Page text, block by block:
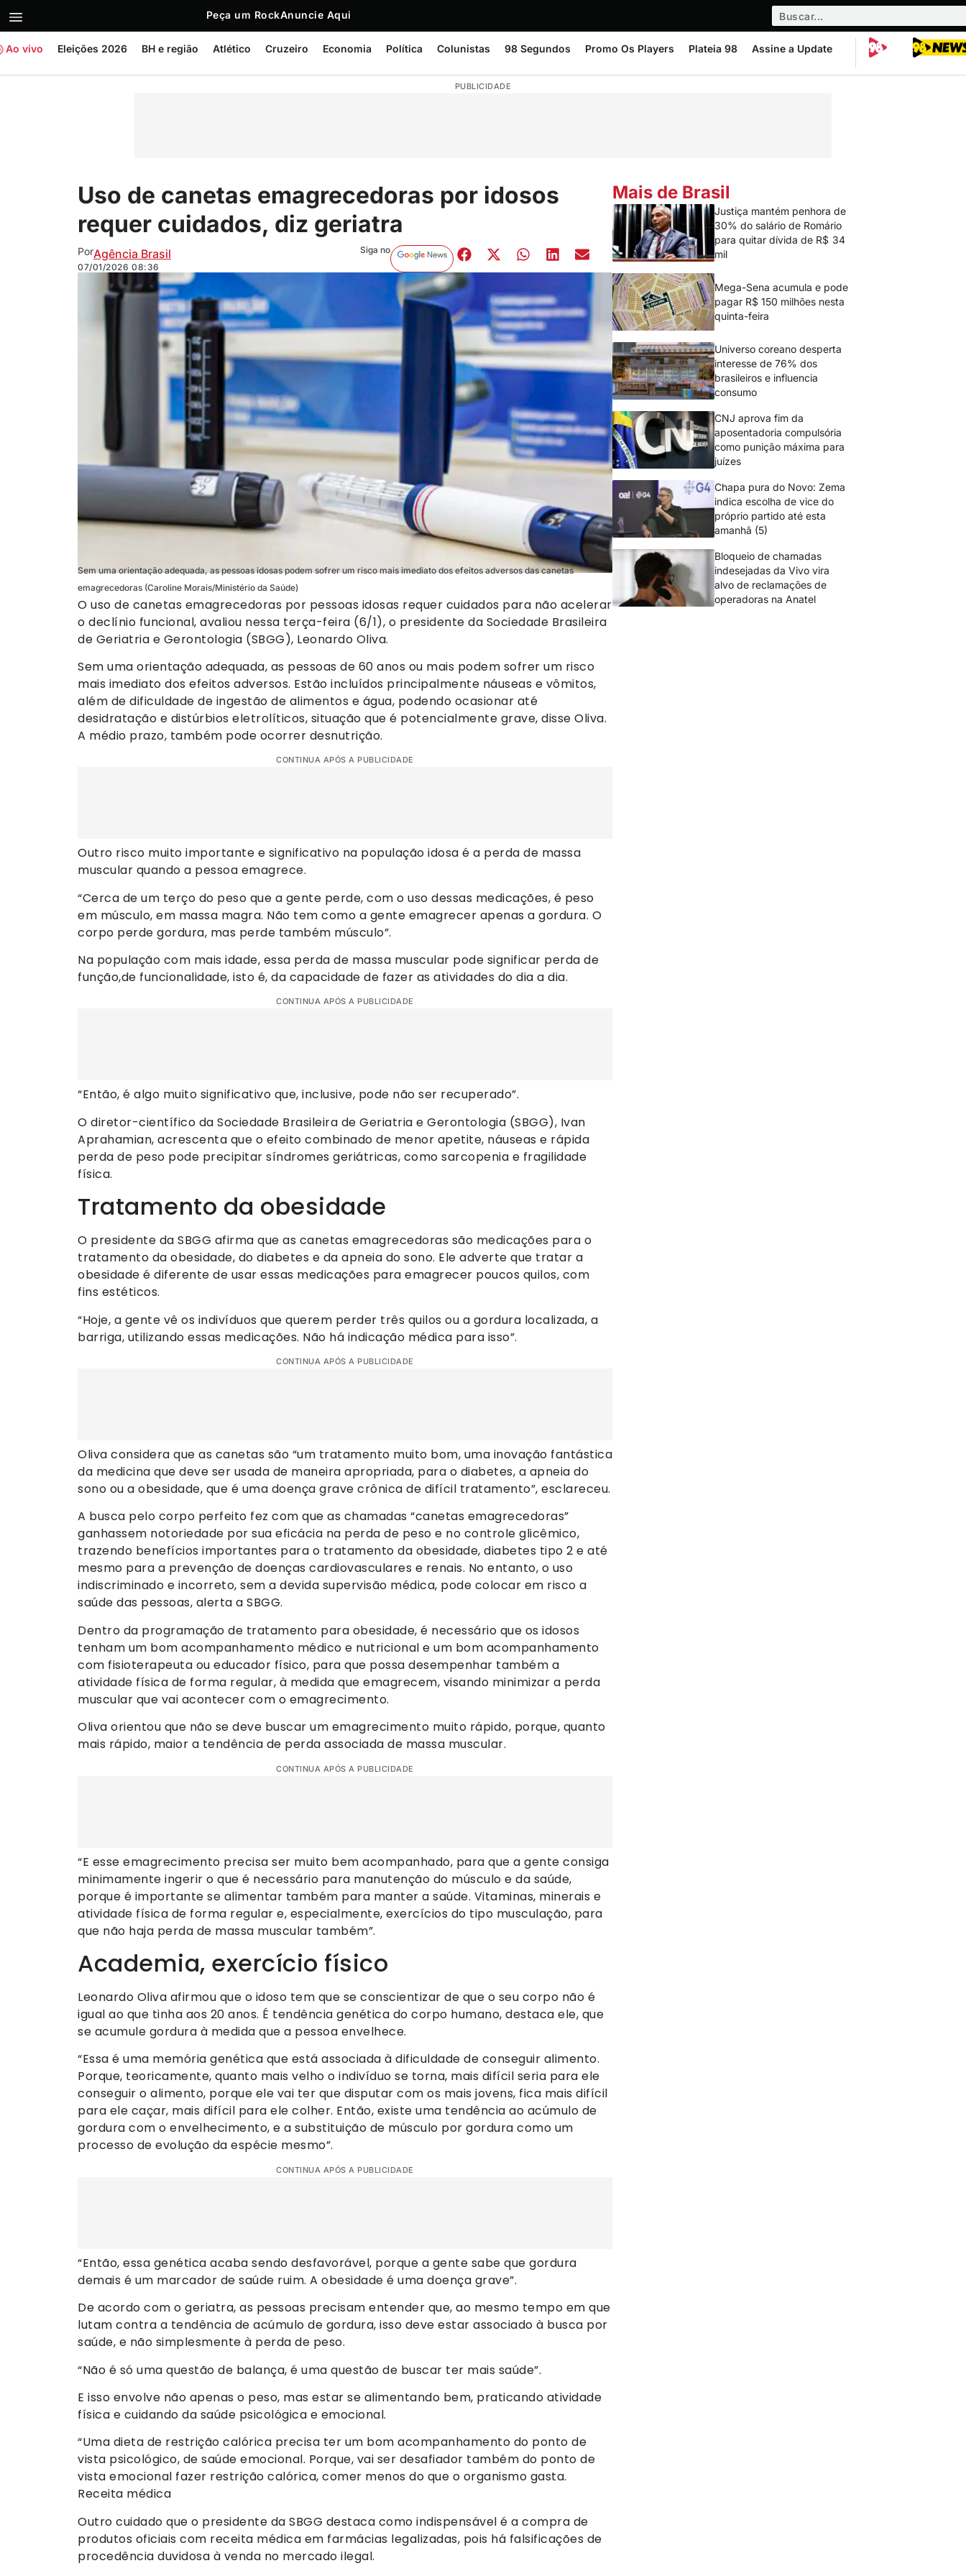
Peça um RockAnuncie Aqui
Ao vivo Eleições 2026 BH e região Atlético Cruzeiro Economia Política Colunistas 98 Segundos Promo Os Players Plateia 98 Assine a Update
PUBLICIDADE
Uso de canetas emagrecedoras por idosos
requer cuidados, diz geriatra
PorAgência Brasil
07/01/2026 08:36
Siga no
Sem uma orientação adequada, as pessoas idosas podem sofrer um risco mais imediato dos efeitos adversos das canetas
emagrecedoras (Caroline Morais/Ministério da Saúde)
O uso de canetas emagrecedoras por pessoas idosas requer cuidados para não acelerar
o declínio funcional, avaliou nessa terça-feira (6/1), o presidente da Sociedade Brasileira
de Geriatria e Gerontologia (SBGG), Leonardo Oliva.
Sem uma orientação adequada, as pessoas de 60 anos ou mais podem sofrer um risco
mais imediato dos efeitos adversos. Estão incluídos principalmente náuseas e vômitos,
além de dificuldade de ingestão de alimentos e água, podendo ocasionar até
desidratação e distúrbios eletrolíticos, situação que é potencialmente grave, disse Oliva.
A médio prazo, também pode ocorrer desnutrição.
CONTINUA APÓS A PUBLICIDADE
Outro risco muito importante e significativo na população idosa é a perda de massa
muscular quando a pessoa emagrece.
“Cerca de um terço do peso que a gente perde, com o uso dessas medicações, é peso
em músculo, em massa magra. Não tem como a gente emagrecer apenas a gordura. O
corpo perde gordura, mas perde também músculo”.
Na população com mais idade, essa perda de massa muscular pode significar perda de
função,de funcionalidade, isto é, da capacidade de fazer as atividades do dia a dia.
CONTINUA APÓS A PUBLICIDADE
“Então, é algo muito significativo que, inclusive, pode não ser recuperado”.
O diretor-científico da Sociedade Brasileira de Geriatria e Gerontologia (SBGG), Ivan
Aprahamian, acrescenta que o efeito combinado de menor apetite, náuseas e rápida
perda de peso pode precipitar síndromes geriátricas, como sarcopenia e fragilidade
física.
Tratamento da obesidade
O presidente da SBGG afirma que as canetas emagrecedoras são medicações para o
tratamento da obesidade, do diabetes e da apneia do sono. Ele adverte que tratar a
obesidade é diferente de usar essas medicações para emagrecer poucos quilos, com
fins estéticos.
“Hoje, a gente vê os indivíduos que querem perder três quilos ou a gordura localizada, a
barriga, utilizando essas medicações. Não há indicação médica para isso”.
CONTINUA APÓS A PUBLICIDADE
Oliva considera que as canetas são “um tratamento muito bom, uma inovação fantástica
da medicina que deve ser usada de maneira apropriada, para o diabetes, a apneia do
sono ou a obesidade, que é uma doença grave crônica de difícil tratamento”, esclareceu.
A busca pelo corpo perfeito fez com que as chamadas “canetas emagrecedoras”
ganhassem notoriedade por sua eficácia na perda de peso e no controle glicêmico,
trazendo benefícios importantes para o tratamento da obesidade, diabetes tipo 2 e até
mesmo para a prevenção de doenças cardiovasculares e renais. No entanto, o uso
indiscriminado e incorreto, sem a devida supervisão médica, pode colocar em risco a
saúde das pessoas, alerta a SBGG.
Dentro da programação de tratamento para obesidade, é necessário que os idosos
tenham um bom acompanhamento médico e nutricional e um bom acompanhamento
com fisioterapeuta ou educador físico, para que possa desempenhar também a
atividade física de forma regular, à medida que emagrecem, visando minimizar a perda
muscular que vai acontecer com o emagrecimento.
Oliva orientou que não se deve buscar um emagrecimento muito rápido, porque, quanto
mais rápido, maior a tendência de perda associada de massa muscular.
CONTINUA APÓS A PUBLICIDADE
“E esse emagrecimento precisa ser muito bem acompanhado, para que a gente consiga
minimamente ingerir o que é necessário para manutenção do músculo e da saúde,
porque é importante se alimentar também para manter a saúde. Vitaminas, minerais e
atividade física de forma regular e, especialmente, exercícios do tipo musculação, para
que não haja perda de massa muscular também”.
Academia, exercício físico
Leonardo Oliva afirmou que o idoso tem que se conscientizar de que o seu corpo não é
igual ao que tinha aos 20 anos. É tendência genética do corpo humano, destaca ele, que
se acumule gordura à medida que a pessoa envelhece.
“Essa é uma memória genética que está associada à dificuldade de conseguir alimento.
Porque, teoricamente, quanto mais velho o indivíduo se torna, mais difícil seria para ele
conseguir o alimento, porque ele vai ter que disputar com os mais jovens, fica mais difícil
para ele caçar, mais difícil para ele colher. Então, existe uma tendência ao acúmulo de
gordura com o envelhecimento, e a substituição de músculo por gordura como um
processo de evolução da espécie mesmo”.
CONTINUA APÓS A PUBLICIDADE
“Então, essa genética acaba sendo desfavorável, porque a gente sabe que gordura
demais é um marcador de saúde ruim. A obesidade é uma doença grave”.
De acordo com o geriatra, as pessoas precisam entender que, ao mesmo tempo em que
lutam contra a tendência de acúmulo de gordura, isso deve estar associado à busca por
saúde, e não simplesmente à perda de peso.
“Não é só uma questão de balança, é uma questão de buscar ter mais saúde”.
E isso envolve não apenas o peso, mas estar se alimentando bem, praticando atividade
física e cuidando da saúde psicológica e emocional.
“Uma dieta de restrição calórica precisa ter um bom acompanhamento do ponto de
vista psicológico, de saúde emocional. Porque, vai ser desafiador também do ponto de
vista emocional fazer restrição calórica, comer menos do que o organismo gasta.
Receita médica
Outro cuidado que o presidente da SBGG destaca como indispensável é a compra de
produtos oficiais com receita médica em farmácias legalizadas, pois há falsificações de
procedência duvidosa à venda no mercado ilegal.
Mais de Brasil
Justiça mantém penhora de
30% do salário de Romário
para quitar dívida de R$ 34
mil
Mega-Sena acumula e pode
pagar R$ 150 milhões nesta
quinta-feira
Universo coreano desperta
interesse de 76% dos
brasileiros e influencia
consumo
CNJ aprova fim da
aposentadoria compulsória
como punição máxima para
juízes
Chapa pura do Novo: Zema
indica escolha de vice do
próprio partido até esta
amanhã (5)
Bloqueio de chamadas
indesejadas da Vivo vira
alvo de reclamações de
operadoras na Anatel